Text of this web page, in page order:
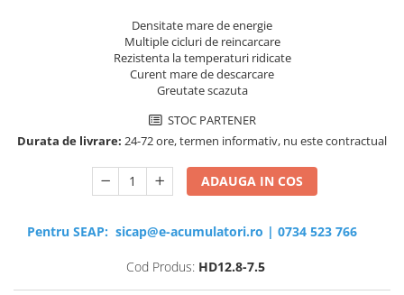
Densitate mare de energie
Multiple cicluri de reincarcare
Rezistenta la temperaturi ridicate
Curent mare de descarcare
Greutate scazuta
STOC PARTENER
Durata de livrare: 24-72 ore, termen informativ, nu este contractual
ADAUGA IN COS
Pentru SEAP: sicap@e-acumulatori.ro | 0734 523 766
Cod Produs: HD12.8-7.5